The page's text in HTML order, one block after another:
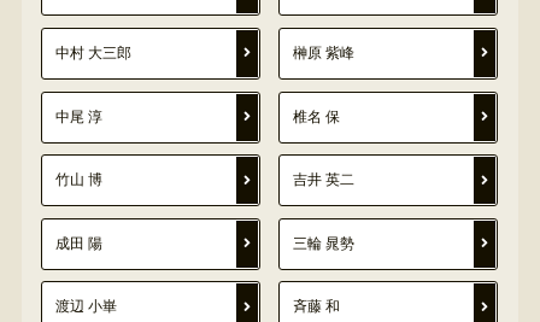
中村 大三郎 榊原 紫峰
中尾 淳 椎名 保
竹山 博 吉井 英二
成田 陽 三輪 晁勢
渡辺 小崋 斉藤 和